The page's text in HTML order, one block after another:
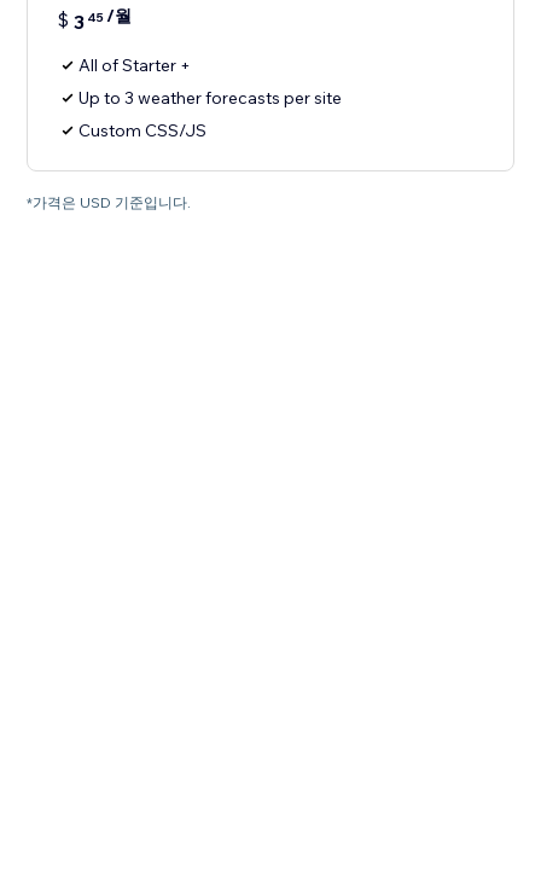
$ 3 45/월
All of Starter +
Up to 3 weather forecasts per site
Custom CSS/JS
*가격은 USD 기준입니다.